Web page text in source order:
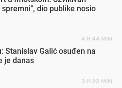
dio publike nosio
4 H 44 MIN
Stanislav Galić osuđen na
je danas
3 H 20 MIN